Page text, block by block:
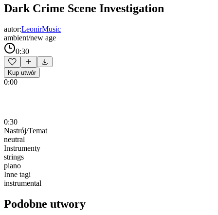
Dark Crime Scene Investigation
autor:LeonirMusic
ambient/new age
0:30
Kup utwór
0:00
0:30
Nastrój/Temat
neutral
Instrumenty
strings
piano
Inne tagi
instrumental
Podobne utwory